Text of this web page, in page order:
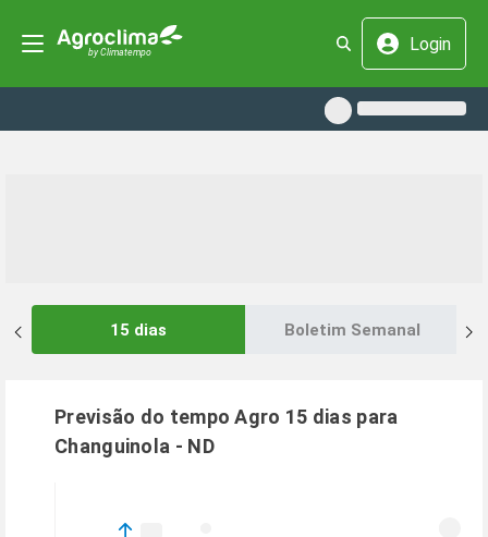
Login
15 dias Boletim Semanal
Previsão do tempo Agro 15 dias para
Changuinola - ND